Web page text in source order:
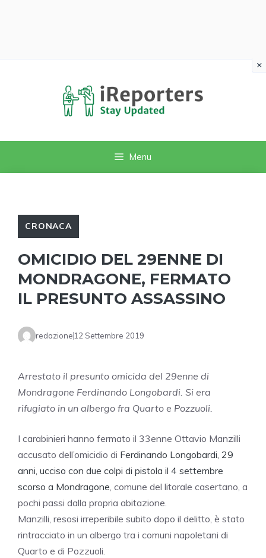
Menu
CRONACA
OMICIDIO DEL 29ENNE DI
MONDRAGONE, FERMATO
IL PRESUNTO ASSASSINO
redazione 12 Settembre 2019
Arrestato il presunto omicida del 29enne di
Mondragone Ferdinando Longobardi. Si era
rifugiato in un albergo fra Quarto e Pozzuoli.
I carabinieri hanno fermato il 33enne Ottavio Manzilli
accusato dell’omicidio di Ferdinando Longobardi, 29
anni, ucciso con due colpi di pistola il 4 settembre
scorso a Mondragone, comune del litorale casertano, a
pochi passi dalla propria abitazione.
Manzilli, resosi irreperibile subito dopo il delitto, è stato
rintracciato in un albergo tra i comuni napoletani di
Quarto e di Pozzuoli.
×